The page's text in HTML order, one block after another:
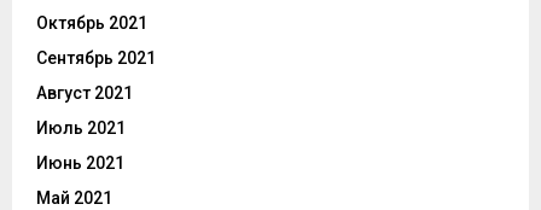
Октябрь 2021
Сентябрь 2021
Август 2021
Июль 2021
Июнь 2021
Май 2021